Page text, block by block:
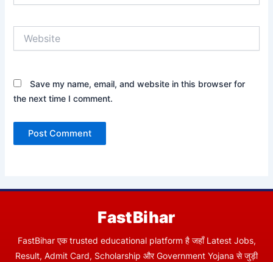
Save my name, email, and website in this browser for
the next time I comment.
FastBihar
FastBihar एक trusted educational platform है जहाँ Latest Jobs,
Result, Admit Card, Scholarship और Government Yojana से जुड़ी